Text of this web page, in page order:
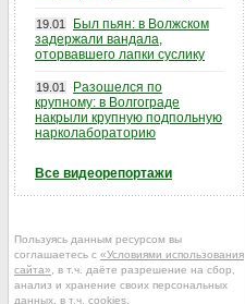
19.01
Был пьян: в Волжском
задержали вандала,
оторвавшего лапки суслику
19.01
Разошелся по
крупному: в Волгограде
накрыли крупную подпольную
нарколабораторию
Все видеорепортажи
Пользуясь данным ресурсом вы
соглашаетесь с «Условиями использования
сайта» , в т.ч. даёте разрешение на сбор,
анализ и хранение своих персональных
данных, в т.ч. cookies.